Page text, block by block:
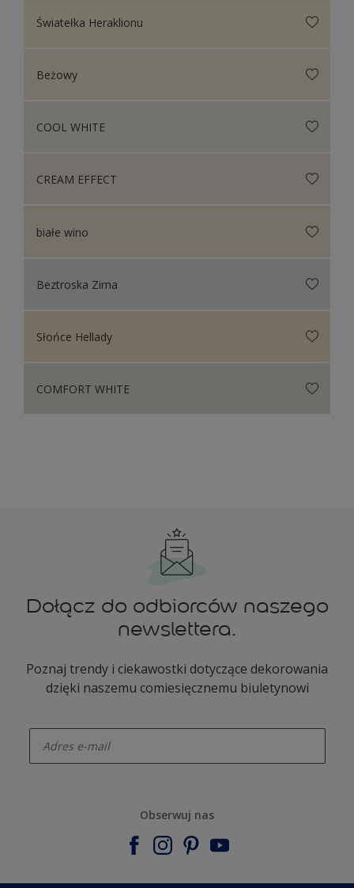
Światełka Heraklionu
Beżowy
COOL WHITE
CREAM EFFECT
białe wino
Beztroska Zima
Słońce Hellady
COMFORT WHITE
Dołącz do odbiorców naszego
newslettera.
Poznaj trendy i ciekawostki dotyczące dekorowania
dzięki naszemu comiesięcznemu biuletynowi
Obserwuj nas